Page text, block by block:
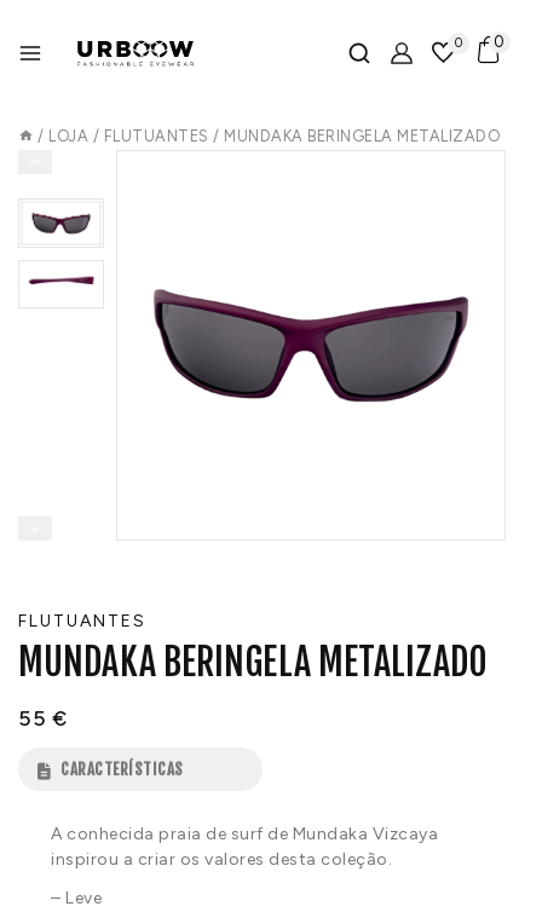
0 0
/ LOJA / FLUTUANTES / MUNDAKA BERINGELA METALIZADO
FLUTUANTES
MUNDAKA BERINGELA METALIZADO
55 €
CARACTERÍSTICAS
A conhecida praia de surf de Mundaka Vizcaya
inspirou a criar os valores desta coleção.
– Leve